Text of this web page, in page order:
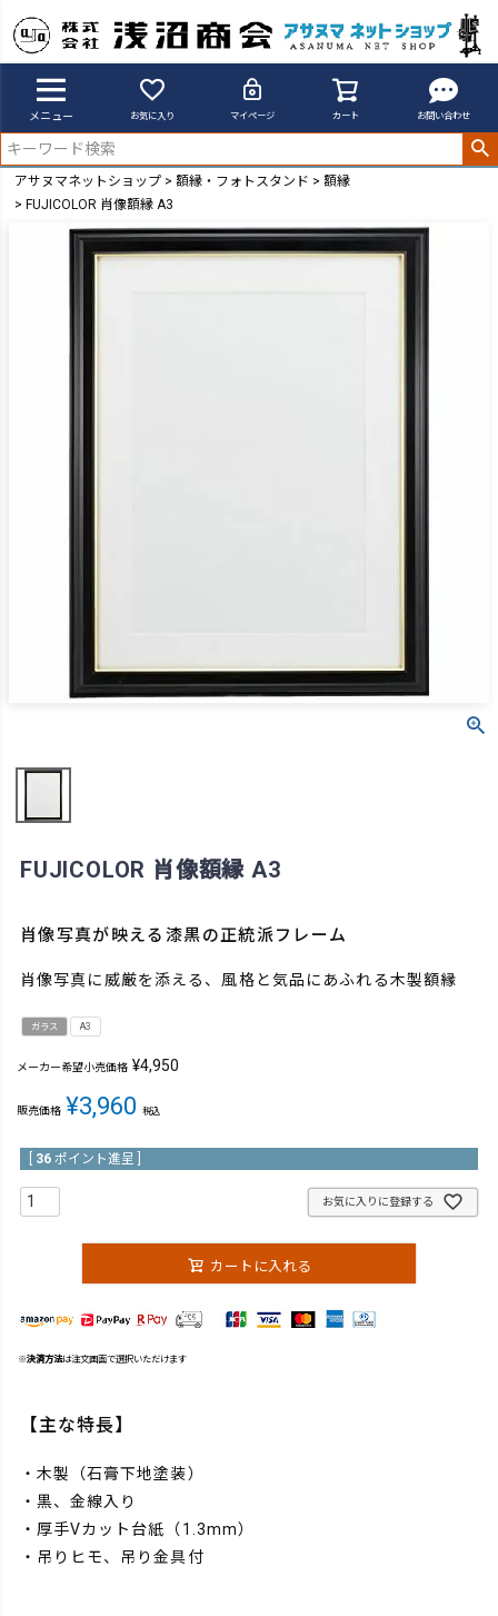
メニュー お気に入り マイページ カート お問い合わせ
アサヌマネットショップ 額縁・フォトスタンド
額縁
FUJICOLOR 肖像額縁 A3
FUJICOLOR 肖像額縁 A3
肖像写真が映える漆黒の正統派フレーム
肖像写真に威厳を添える、風格と気品にあふれる木製額縁
ガラス A3
メーカー希望小売価格 ¥4,950
販売価格 ¥3,960 税込
36 ポイント進呈 ]
お気に入りに登録する
カートに入れる
※決済方法は注文画面で選択いただけます
【主な特長】
・木製（石膏下地塗装）
・黒、金線入り
・厚手Vカット台紙（1.3mm）
・吊りヒモ、吊り金具付